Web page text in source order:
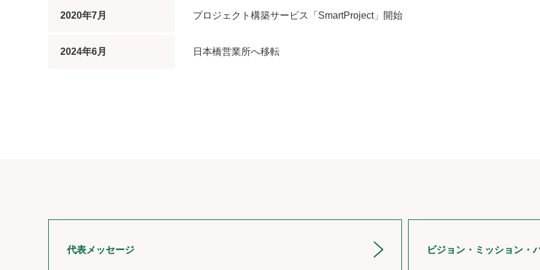
2020年7月 プロジェクト構築サービス「SmartProject」開始
2024年6月 日本橋営業所へ移転
代表メッセージ ビジョン・ミッション・